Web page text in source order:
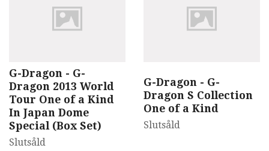
G-Dragon - G-
Dragon 2013 World
Tour One of a Kind
In Japan Dome
Special (Box Set)
Slutsåld
G-Dragon - G-
Dragon S Collection
One of a Kind
Slutsåld